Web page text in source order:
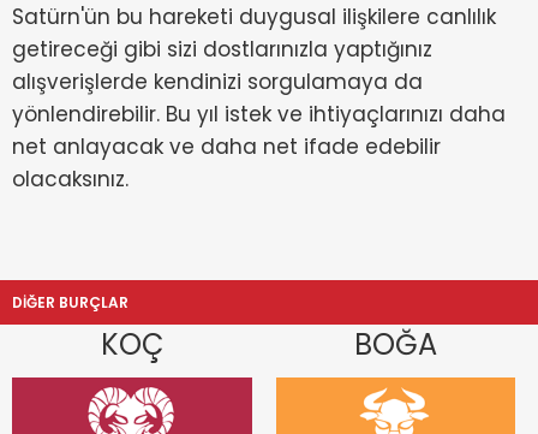
Satürn'ün bu hareketi duygusal ilişkilere canlılık
getireceği gibi sizi dostlarınızla yaptığınız
alışverişlerde kendinizi sorgulamaya da
yönlendirebilir. Bu yıl istek ve ihtiyaçlarınızı daha
net anlayacak ve daha net ifade edebilir
olacaksınız.
DİĞER BURÇLAR
KOÇ BOĞA